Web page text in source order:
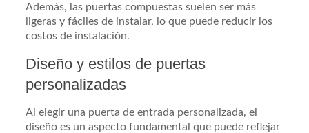
Además, las puertas compuestas suelen ser más
ligeras y fáciles de instalar, lo que puede reducir los
costos de instalación.
Diseño y estilos de puertas
personalizadas
Al elegir una puerta de entrada personalizada, el
diseño es un aspecto fundamental que puede reflejar